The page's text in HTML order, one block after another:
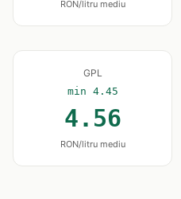
RON/litru mediu
GPL
min 4.45
4.56
RON/litru mediu